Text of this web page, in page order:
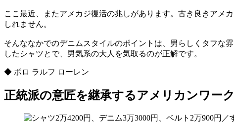
ここ最近、またアメカジ復活の兆しがあります。古き良きアメ
しれません。
そんななかでのデニムスタイルのポイントは、男らしくタフな
したシャツとで、男気系の大人を気取るのが正解です。
◆ ポロ ラルフ ローレン
正統派の意匠を継承するアメリカンワー